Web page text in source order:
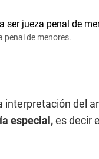
penal de menores.
interpretación del
especial,es decir